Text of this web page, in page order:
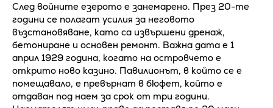
След войните езерото е занемарено. През 20-те
години се полагат усилия за неговото
възстановяване, като са извършени дренаж,
бетониране и основен ремонт. Важна дата е 1
април 1929 година, когато на островчето е
открито ново казино. Павилионът, в който се е
помещавало, е превърнат в бюфет, който е
отдаван под наем за срок от три години.